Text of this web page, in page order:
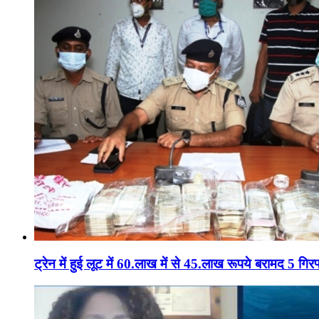
ट्रेन में हुई लूट में 60.लाख में से 45.लाख रूपये बरामद 5